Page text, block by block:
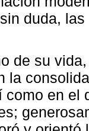
duda,
de su
la
como en el